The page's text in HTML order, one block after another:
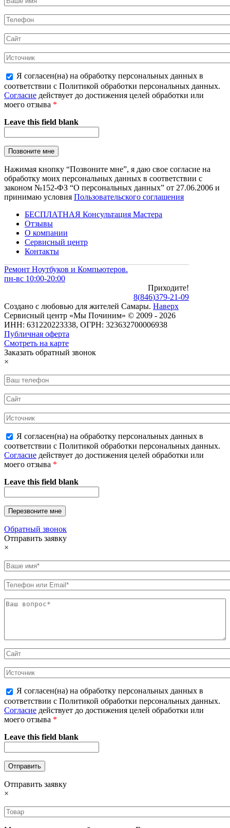
Я согласен(на) на обработку персональных данных в
соответствии с Политикой обработки персональных данных.
Согласие действует до достижения целей обработки или
моего отзыва *
Leave this field blank
Нажимая кнопку “Позвоните мне”, я даю свое согласие на
обработку моих персональных данных в соответствии с
законом №152-ФЗ “О персональных данных” от 27.06.2006 и
принимаю условия Пользовательского соглашения
БЕСПЛАТНАЯ Консультация Мастера
Отзывы
О компании
Сервисный центр
Контакты
Ремонт Ноутбуков и Компьютеров.
пн-вс 10:00-20:00
Приходите!
8(846)379-21-09
Создано с любовью для жителей Самары. Наверх
Сервисный центр «Мы Починим» © 2009 - 2026
ИНН: 631220223338, ОГРН: 323632700006938
Публичная оферта
Смотреть на карте
Заказать обратный звонок
×
Я согласен(на) на обработку персональных данных в
соответствии с Политикой обработки персональных данных.
Согласие действует до достижения целей обработки или
моего отзыва *
Leave this field blank
Обратный звонок
Отправить заявку
×
Я согласен(на) на обработку персональных данных в
соответствии с Политикой обработки персональных данных.
Согласие действует до достижения целей обработки или
моего отзыва *
Leave this field blank
Отправить заявку
×